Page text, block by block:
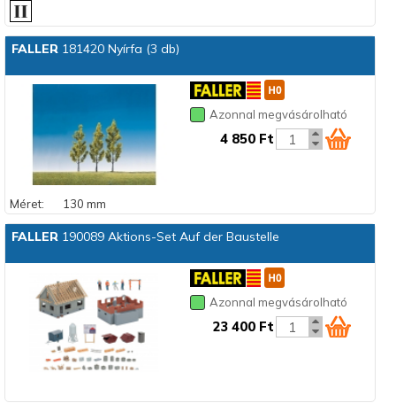
FALLER181420 Nyírfa (3 db)
Azonnal megvásárolható
4 850 Ft
Méret: 130 mm
FALLER190089 Aktions-Set Auf der Baustelle
Azonnal megvásárolható
23 400 Ft